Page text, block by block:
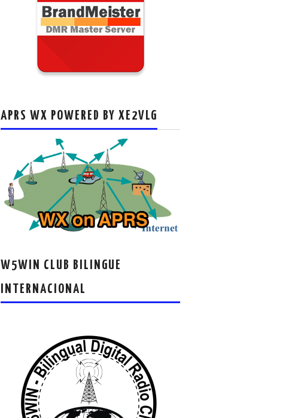
APRS WX POWERED BY XE2VLG
W5WIN CLUB BILINGUE
INTERNACIONAL